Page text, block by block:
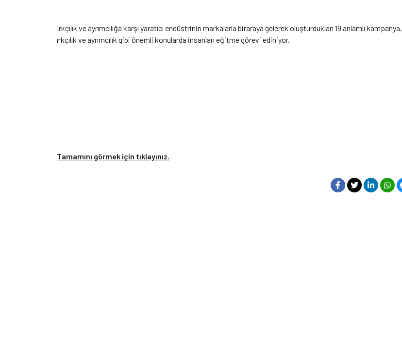
Irkçılık ve ayrımcılığa karşı yaratıcı endüstrinin markalarla biraraya gelerek oluşturdukları 19 anlamlı kampanya,
ırkçılık ve ayrımcılık gibi önemli konularda insanları eğitme görevi ediniyor.
Tamamını görmek için tıklayınız.